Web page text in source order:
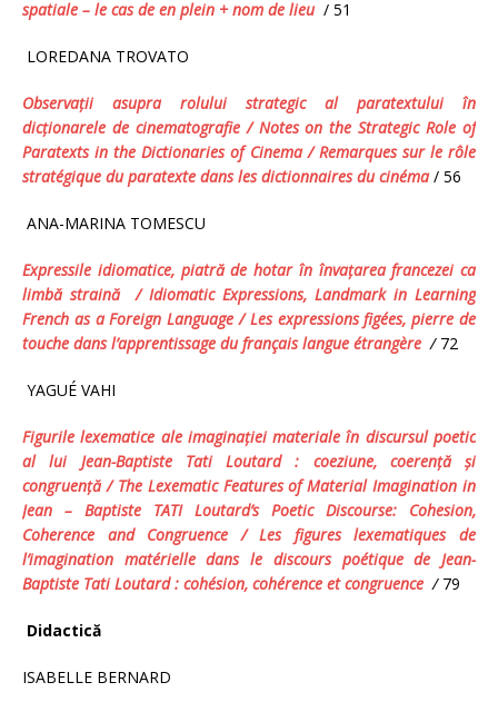
spatiale – le cas de en plein + nom de lieu / 51
LOREDANA TROVATO
Observaţii asupra rolului strategic al paratextului în
dicţionarele de cinematografie / Notes on the Strategic Role of
Paratexts in the Dictionaries of Cinema / Remarques sur le rôle
stratégique du paratexte dans les dictionnaires du cinéma / 56
ANA-MARINA TOMESCU
Expressile idiomatice, piatră de hotar în învaţarea francezei ca
limbă straină / Idiomatic Expressions, Landmark in Learning
French as a Foreign Language / Les expressions figées, pierre de
touche dans l’apprentissage du français langue étrangère / 72
YAGUÉ VAHI
Figurile lexematice ale imaginaţiei materiale în discursul poetic
al lui Jean-Baptiste Tati Loutard : coeziune, coerenţă şi
congruenţă / The Lexematic Features of Material Imagination in
Jean – Baptiste TATI Loutard’s Poetic Discourse: Cohesion,
Coherence and Congruence/Les figures lexematiques de
l’imagination matérielle dans le discours poétique de Jean-
Baptiste Tati Loutard : cohésion, cohérence et congruence / 79
Didactică
ISABELLE BERNARD